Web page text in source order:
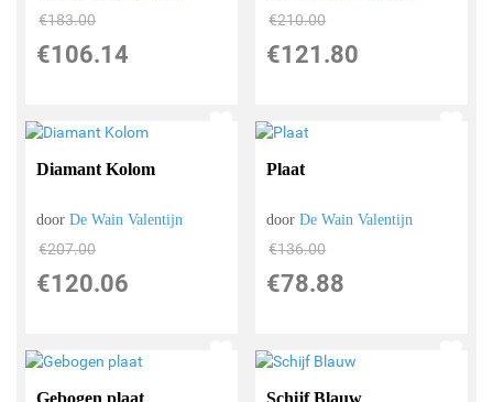
€183.00
€106.14
€210.00
€121.80
Diamant Kolom
doorDe Wain Valentijn
€207.00
€120.06
Plaat
doorDe Wain Valentijn
€136.00
€78.88
Gebogen plaat Schijf Blauw